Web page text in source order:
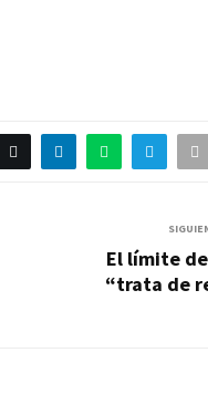
El límite
“trata de